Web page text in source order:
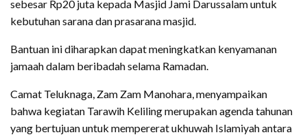
sebesar Rp20 juta kepada Masjid Jami Darussalam untuk
kebutuhan sarana dan prasarana masjid.
Bantuan ini diharapkan dapat meningkatkan kenyamanan
jamaah dalam beribadah selama Ramadan.
Camat Teluknaga, Zam Zam Manohara, menyampaikan
bahwa kegiatan Tarawih Keliling merupakan agenda tahunan
yang bertujuan untuk mempererat ukhuwah Islamiyah antara